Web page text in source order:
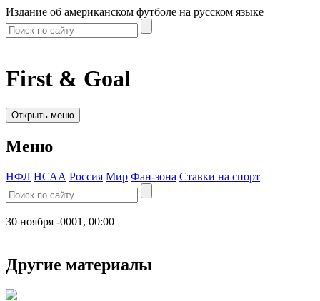
Издание об американском футболе на русском языке
First & Goal
Открыть меню
Меню
НФЛ НСАА Россия Мир Фан-зона Ставки на спорт
30 ноября -0001, 00:00
Другие материалы